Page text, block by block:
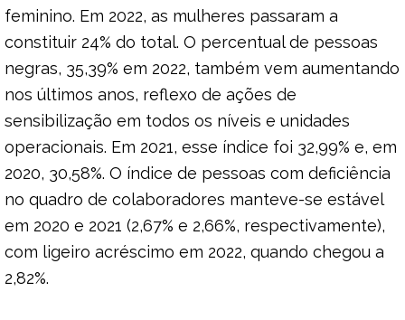
feminino. Em 2022, as mulheres passaram a
constituir 24% do total. O percentual de pessoas
negras, 35,39% em 2022, também vem aumentando
nos últimos anos, reflexo de ações de
sensibilização em todos os níveis e unidades
operacionais. Em 2021, esse índice foi 32,99% e, em
2020, 30,58%. O índice de pessoas com deficiência
no quadro de colaboradores manteve-se estável
em 2020 e 2021 (2,67% e 2,66%, respectivamente),
com ligeiro acréscimo em 2022, quando chegou a
2,82%.